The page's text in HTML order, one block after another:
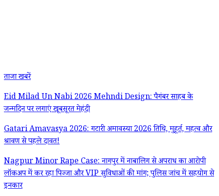
ताजा खबरें
Eid Milad Un Nabi 2026 Mehndi Design: पैगंबर साहब के
जन्मदिन पर लगाएं खूबसूरत मेहंदी
Gatari Amavasya 2026: गटारी अमावस्या 2026 तिथि, मुहूर्त, महत्व और
श्रावण से पहले दावत!
Nagpur Minor Rape Case: नागपुर में नाबालिग से अपराध का आरोपी
लॉकअप में कर रहा पिज्जा और VIP सुविधाओं की मांग; पुलिस जांच में सहयोग से
इनकार